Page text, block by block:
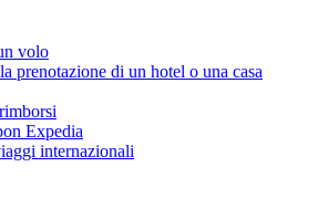
volo
prenotazione di un hotel o una casa
Expedia
internazionali